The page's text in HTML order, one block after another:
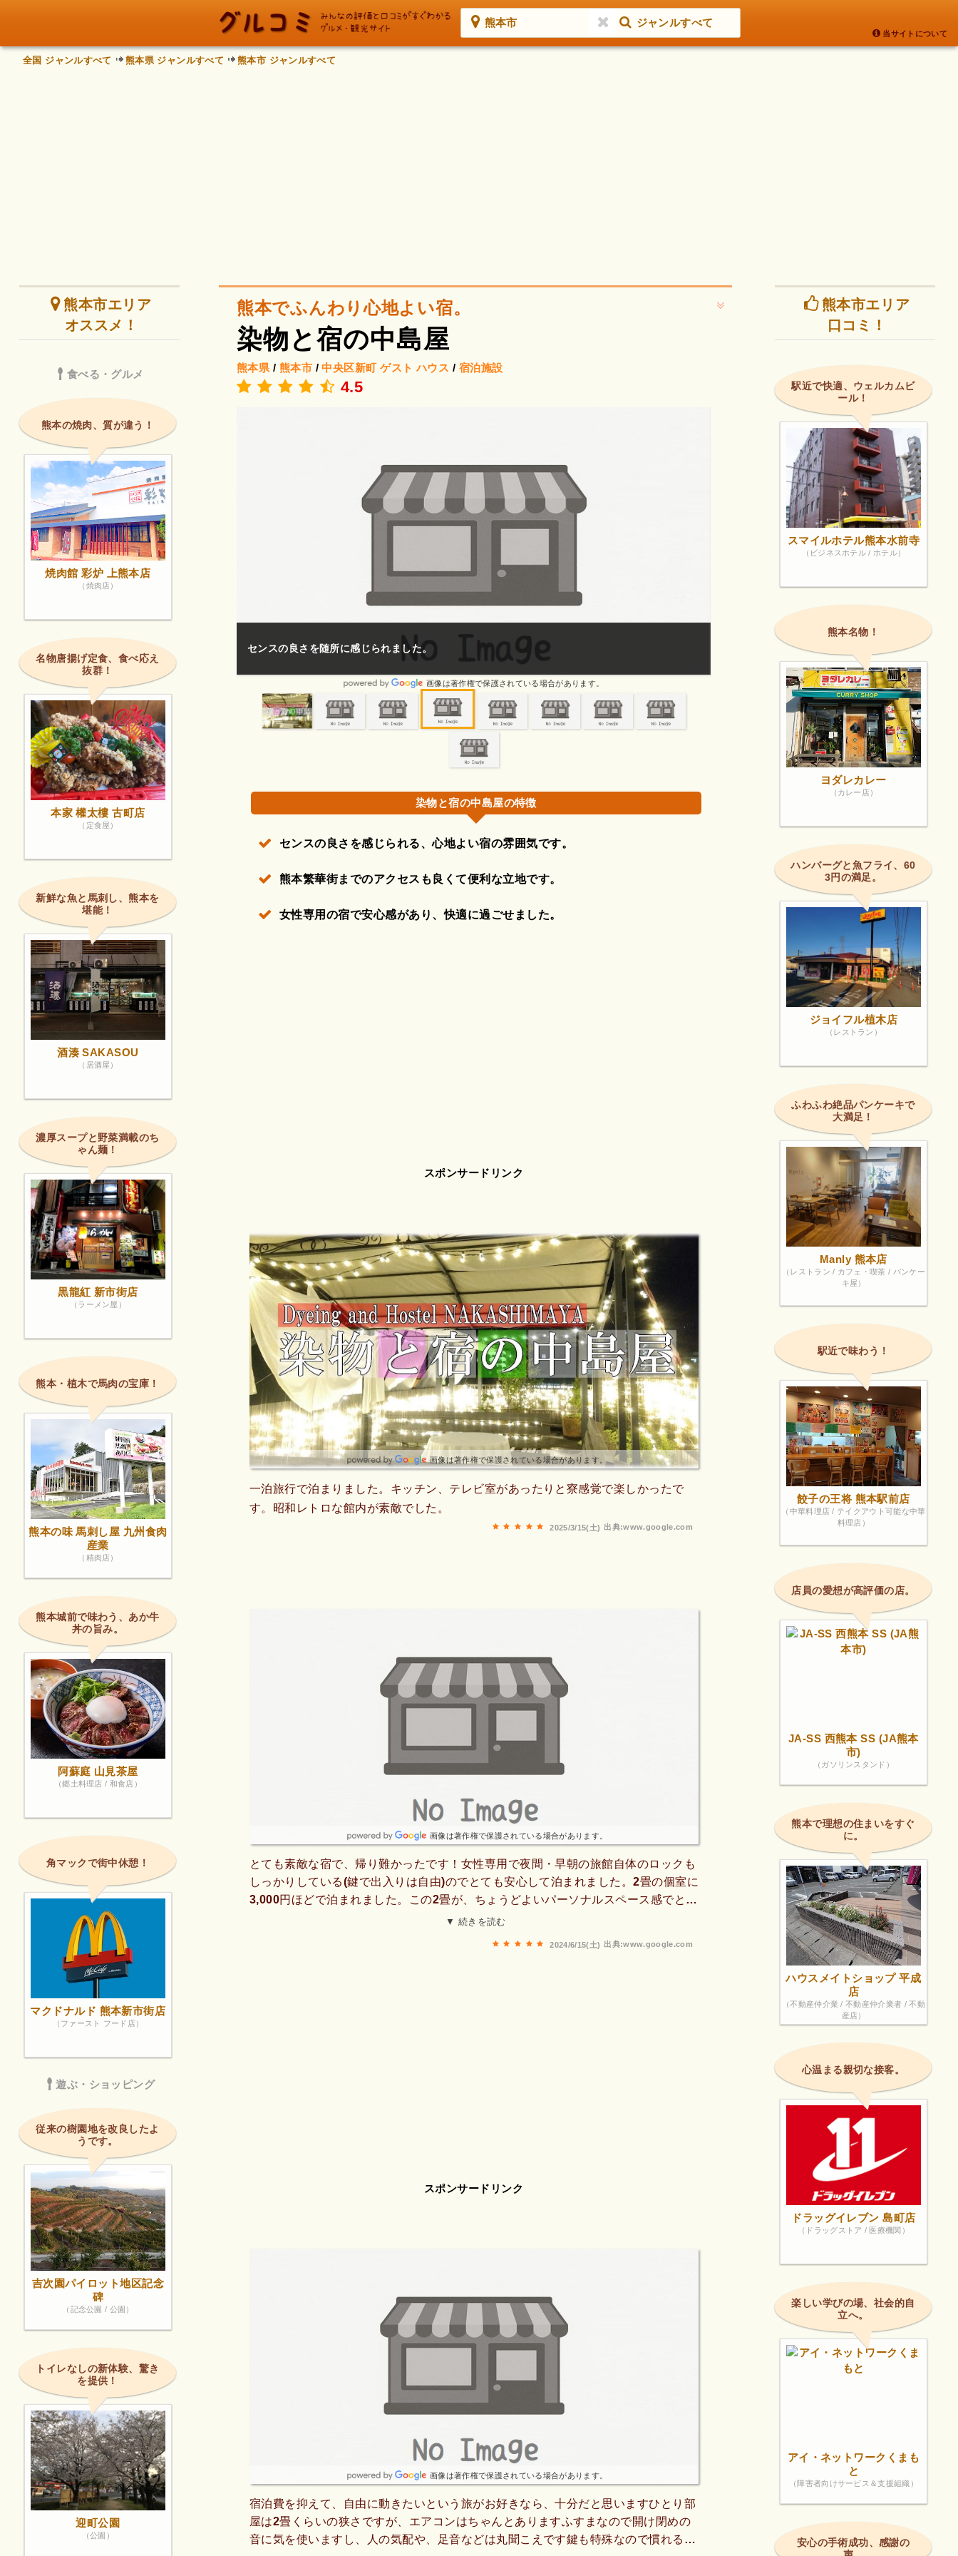
熊本市 ジャンルすべて
当サイトについて
全国 ジャンルすべて 熊本県 ジャンルすべて 熊本市 ジャンルすべて
熊本でふんわり心地よい宿。
染物と宿の中島屋
熊本県 / 熊本市 /中央区新町 ゲスト ハウス / 宿泊施設
4.5
が、エアコンはちゃんとありますふすまなの
保護されている場合があります。
センスの良さを随所に感じられました。
画像は著作権で保護されている場合があります。
とてもきれいに清掃されていて居心地も良かった
画像は著作権
染物と宿の中島屋の特徴
センスの良さを感じられる、心地よい宿の雰囲気です。
熊本繁華街までのアクセスも良くて便利な立地です。
女性専用の宿で安心感があり、快適に過ごせました。
スポンサードリンク
画像は著作権で保護されている場合があります。
一泊旅行で泊まりました。キッチン、テレビ室があったりと寮感覚で楽しかったで
す。昭和レトロな館内が素敵でした。
出典:www.google.com
2025/3/15(土)
画像は著作権で保護されている場合があります。
とても素敵な宿で、帰り難かったです！女性専用で夜間・早朝の旅館自体のロックも
しっかりしている(鍵で出入りは自由)のでとても安心して泊まれました。2畳の個室に
3,000円ほどで泊まれました。この2畳が、ちょうどよいパーソナルスペース感でとて
も居心地が良かったです。お宿全体が清潔感があって、一体どうやって掃除してるん
お部屋の壁は薄いので引き戸で出入りする音や廊下を歩く音は普通のお宿よりは目立
▼ 続きを読む
出典:www.google.com
2024/6/15(土)
スポンサードリンク
画像は著作権で保護されている場合があります。
宿泊費を抑えて、自由に動きたいという旅がお好きなら、十分だと思いますひとり部
屋は2畳くらいの狭さですが、エアコンはちゃんとありますふすまなので開け閉めの
音に気を使いますし、人の気配や、足音などは丸聞こえです鍵も特殊なので慣れるま
熊本市エリア
オススメ！
食べる・グルメ
熊本の焼肉、質が違う！
焼肉館 彩炉 上熊本店
（焼肉店）
名物唐揚げ定食、食べ応え
抜群！
本家 權太樓 古町店
（定食屋）
新鮮な魚と馬刺し、熊本を
堪能！
酒湊 SAKASOU
（居酒屋）
濃厚スープと野菜満載のち
ゃん麺！
黒龍紅 新市街店
（ラーメン屋）
熊本・植木で馬肉の宝庫！
熊本の味 馬刺し屋 九州食肉
産業
（精肉店）
熊本城前で味わう、あか牛
丼の旨み。
阿蘇庭 山見茶屋
（郷土料理店 / 和食店）
角マックで街中休憩！
マクドナルド 熊本新市街店
（ファースト フード店）
遊ぶ・ショッピング
従来の樹園地を改良したよ
うです。
吉次園パイロット地区記念
碑
（記念公園 / 公園）
トイレなしの新体験、驚き
を提供！
迎町公園
（公園）
熊本市エリア
口コミ！
駅近で快適、ウェルカムビ
ール！
スマイルホテル熊本水前寺
（ビジネスホテル / ホテル）
熊本名物！
ヨダレカレー
（カレー店）
ハンバーグと魚フライ、60
3円の満足。
ジョイフル植木店
（レストラン）
ふわふわ絶品パンケーキで
大満足！
Manly 熊本店
（レストラン / カフェ・喫茶 / パンケー
キ屋）
駅近で味わう！
餃子の王将 熊本駅前店
（中華料理店 / テイクアウト可能な中華
料理店）
店員の愛想が高評価の店。
JA-SS 西熊本 SS (JA熊本
市)
（ガソリンスタンド）
熊本で理想の住まいをすぐ
に。
ハウスメイトショップ 平成
店
（不動産仲介業 / 不動産仲介業者 / 不動
産店）
心温まる親切な接客。
ドラッグイレブン 島町店
（ドラッグストア / 医療機関）
楽しい学びの場、社会的自
立へ。
アイ・ネットワークくまも
と
（障害者向けサービス＆支援組織）
安心の手術成功、感謝の